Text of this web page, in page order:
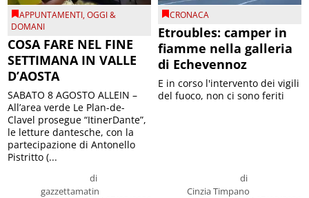
APPUNTAMENTI,OGGI &
DOMANI
COSA FARE NEL FINE
SETTIMANA IN VALLE
D’AOSTA
di
gazzettamatin
SABATO 8 AGOSTO ALLEIN –
All’area verde Le Plan-de-
Clavel prosegue “ItinerDante”,
le letture dantesche, con la
partecipazione di Antonello
Pistritto (...
CRONACA
Etroubles: camper in
fiamme nella galleria
di Echevennoz
di
Cinzia Timpano
E in corso l'intervento dei vigili
del fuoco, non ci sono feriti